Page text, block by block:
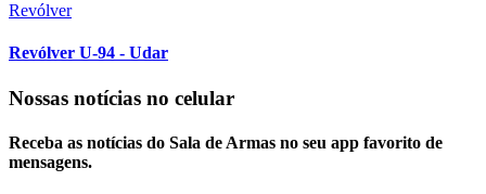
Revólver
Revólver U-94 - Udar
Nossas notícias no celular
Receba as notícias do Sala de Armas no seu app favorito de
mensagens.